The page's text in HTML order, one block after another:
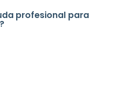
profesional para